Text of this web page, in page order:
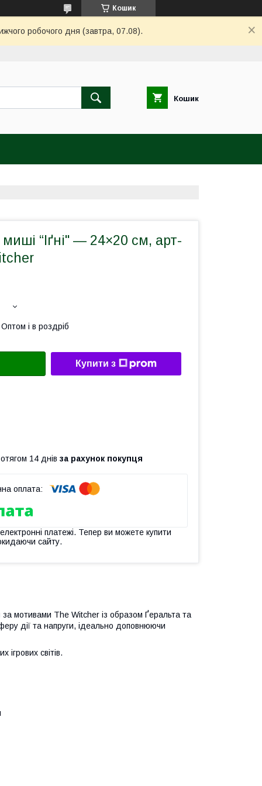
Кошик
робочого дня (завтра, 07.08).
Кошик
“Іґні" — 24×20 см, арт-
Оптом і в роздріб
Купити з
14 днів за рахунок покупця
платежі. Тепер ви можете купити
сайту.
мотивами The Witcher із образом Ґеральта та
дії та напруги, ідеально доповнюючи
світів.